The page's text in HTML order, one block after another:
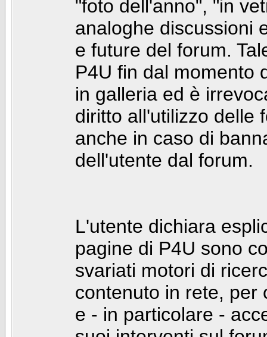
"foto dell'anno", "in
analoghe discussioni
e future del forum.
P4U fin dal momento
in galleria ed è
diritto all'utilizzo delle
anche in caso di
dell'utente dal forum.
L'utente dichiara
pagine di P4U sono
svariati motori di
contenuto in rete, per
e - in particolare -